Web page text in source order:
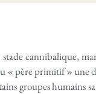
cannibalique,
« père primitif » une
groupes humains